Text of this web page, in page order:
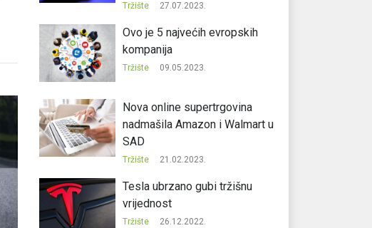
Tržište 27.07.2023.
Ovo je 5 najvećih evropskih
kompanija
Tržište 09.05.2023.
Nova online supertrgovina
nadmašila Amazon i Walmart u
SAD
Tržište 21.02.2023.
Tesla ubrzano gubi tržišnu
vrijednost
Tržište 26.12.2022.